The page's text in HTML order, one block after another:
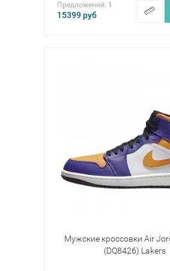
Предложений: 1
15399руб
Мужские кроссовки Air
(DQ8426) Lakers